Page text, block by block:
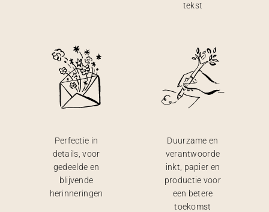
tekst
Perfectie in
details, voor
gedeelde en
blijvende
herinneringen
Duurzame en
verantwoorde
inkt, papier en
productie voor
een betere
toekomst